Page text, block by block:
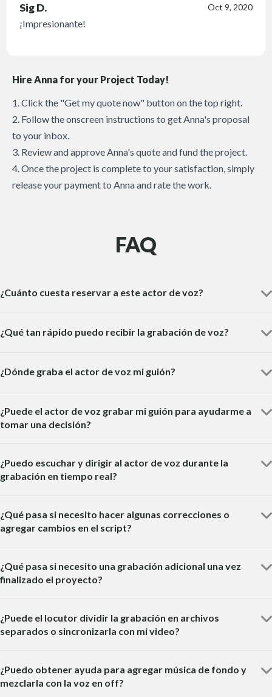
Oct 9, 2020
Sig D.
¡Impresionante!
Hire Anna for your Project Today!
1. Click the "Get my quote now" button on the top right.
2. Follow the onscreen instructions to get Anna's proposal
to your inbox.
3. Review and approve Anna's quote and fund the project.
4. Once the project is complete to your satisfaction, simply
release your payment to Anna and rate the work.
FAQ
¿Cuánto cuesta reservar a este actor de voz?
¿Qué tan rápido puedo recibir la grabación de voz?
¿Dónde graba el actor de voz mi guión?
¿Puede el actor de voz grabar mi guión para ayudarme a
tomar una decisión?
¿Puedo escuchar y dirigir al actor de voz durante la
grabación en tiempo real?
¿Qué pasa si necesito hacer algunas correcciones o
agregar cambios en el script?
¿Qué pasa si necesito una grabación adicional una vez
finalizado el proyecto?
¿Puede el locutor dividir la grabación en archivos
separados o sincronizarla con mi video?
¿Puedo obtener ayuda para agregar música de fondo y
mezclarla con la voz en off?